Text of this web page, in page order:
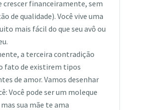
crescer financeiramente, sem
de qualidade). Você vive uma
mais fácil do que seu avô ou
a terceira contradição
fato de existirem tipos
de amor. Vamos desenhar
Você pode ser um moleque
sua mãe te ama